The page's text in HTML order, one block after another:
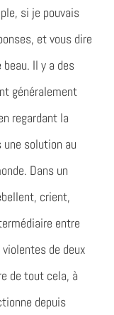
si je pouvais
et vous dire
Il y a des
généralement
regardant la
une solution au
Dans un
crient,
entre
de deux
de tout cela, à
depuis